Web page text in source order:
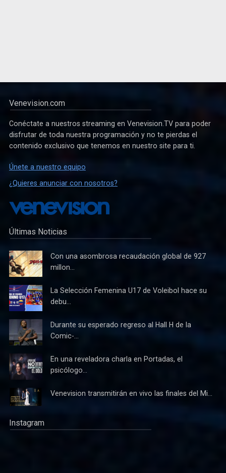
Venevision.com
Conéctate a nuestros streaming en Venevision.TV para poder
disfrutar de toda nuestra programación y no te pierdas el
contenido exclusivo que tenemos en nuestro site para ti.
Únete a nuestro equipo
¿Quieres anunciar con nosotros?
Últimas Noticias
Con una asombrosa recaudación global de 927
millon...
La Selección Femenina U17 de Voleibol hace su
debu...
Durante su esperado regreso al Hall H de la
Comic-...
En una reveladora charla en Portadas, el
psicólogo...
Venevision transmitirán en vivo las finales del Mi...
Instagram